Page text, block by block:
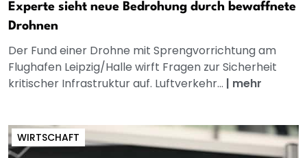
Experte sieht neue Bedrohung durch bewaffnete
Drohnen
Der Fund einer Drohne mit Sprengvorrichtung am
Flughafen Leipzig/Halle wirft Fragen zur Sicherheit
kritischer Infrastruktur auf. Luftverkehr... | mehr
WIRTSCHAFT